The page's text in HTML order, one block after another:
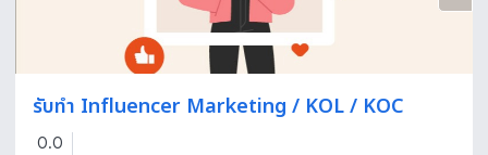
รับทำ Influencer Marketing / KOL / KOC
0.0